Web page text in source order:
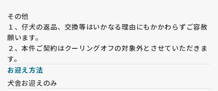
その他
１、仔犬の返品、交換等はいかなる理由にもかかわらずご容赦
願います。
２、本件ご契約はクーリングオフの対象外とさせていただきま
す。
お迎え方法
犬舎お迎えのみ